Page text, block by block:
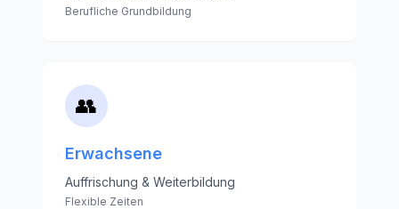
Berufliche Grundbildung
👥
Erwachsene
Auffrischung & Weiterbildung
Flexible Zeiten